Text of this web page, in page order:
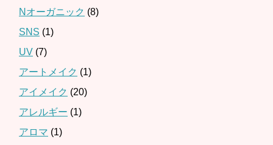
Nオーガニック (8)
SNS (1)
UV (7)
アートメイク (1)
アイメイク (20)
アレルギー (1)
アロマ (1)